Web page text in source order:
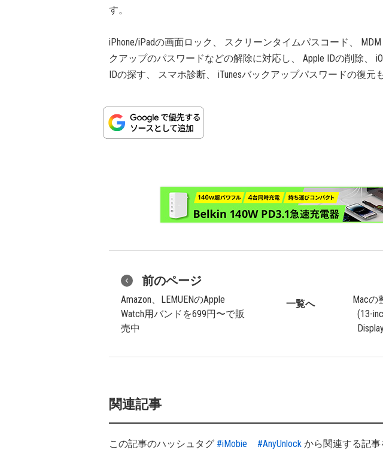
す。
iPhone/iPadの画面ロック、 スクリーンタイムパスコード、
クアップのパスワードなどの解除に対応し、 Apple IDの削除、
IDの探す、 スマホ診断、 iTunesバックアップパスワードの復元
前のページ
Amazon、LEMUENのApple
Watch用バンドを699円〜で販
売中
一覧へ
Macの
(13-
関連記事
この記事のハッシュタグ #iMobie #AnyUnlock から関連する記事